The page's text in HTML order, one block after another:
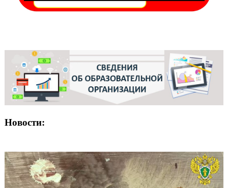
Новости: